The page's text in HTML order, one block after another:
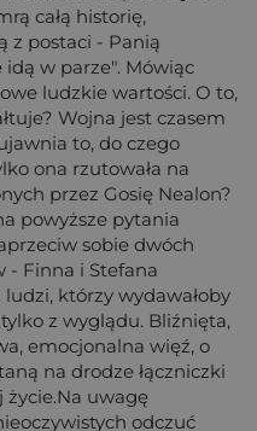
całą historię,
z postaci - Panią
idą w parze". Mówiąc
ludzkie wartości. O to,
Wojna jest czasem
to, do czego
ona rzutowała na
przez Gosię Nealon?
powyższe pytania
sobie dwóch
- Finna i Stefana
którzy wydawałoby
z wyglądu. Bliźnięta,
emocjonalna więź, o
na drodze łączniczki
uwagę
odczuć